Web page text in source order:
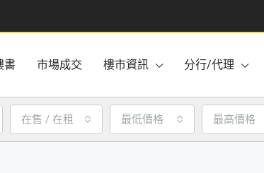
書 市場成交 樓市資訊 分行/代理
在售 / 在租 最低價格 最高價格